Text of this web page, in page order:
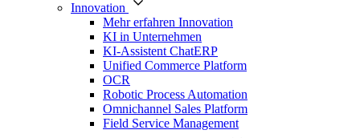
Innovation
Mehr erfahren Innovation
KI in Unternehmen
KI-Assistent ChatERP
Unified Commerce Platform
OCR
Robotic Process Automation
Omnichannel Sales Platform
Field Service Management